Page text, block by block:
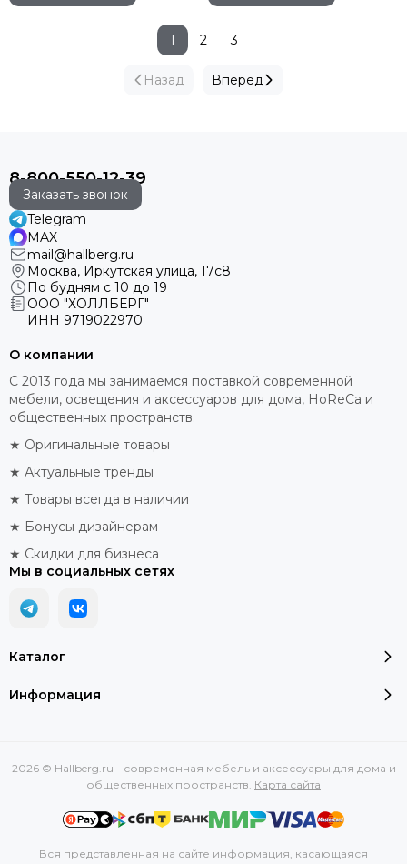
Назад
1 2 3
Вперед
8-800-550-12-39
Заказать звонок
Telegram
MAX
mail@hallberg.ru
Москва, Иркутская улица, 17с8
По будням с 10 до 19
ООО "ХОЛЛБЕРГ"
ИНН 9719022970
Каталог
Информация
О компании
С 2013 года мы занимаемся поставкой современной
мебели, освещения и аксессуаров для дома, HoReCa и
общественных пространств.
★ Оригинальные товары
★ Актуальные тренды
★ Товары всегда в наличии
★ Бонусы дизайнерам
★ Скидки для бизнеса
Мы в социальных сетях
2026 © Hallberg.ru - современная мебель и аксессуары для дома и
общественных пространств. Карта сайта
Вся представленная на сайте информация, касающаяся